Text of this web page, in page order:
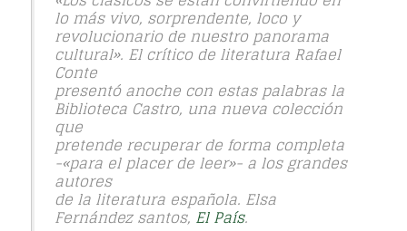
lo más vivo, sorprendente, loco y
revolucionario de nuestro panorama
cultural». El crítico de literatura Rafael
Conte
presentó anoche con estas palabras la
Biblioteca Castro, una nueva colección
que
pretende recuperar de forma completa
-«para el placer de leer»- a los grandes
autores
de la literatura española. Elsa
Fernández santos, El País.